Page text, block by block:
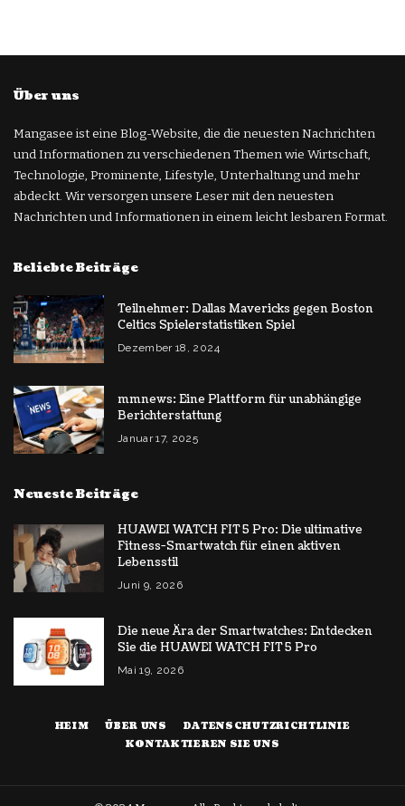
Über uns
Mangasee ist eine Blog-Website, die die neuesten Nachrichten
und Informationen zu verschiedenen Themen wie Wirtschaft,
Technologie, Prominente, Lifestyle, Unterhaltung und mehr
abdeckt. Wir versorgen unsere Leser mit den neuesten
Nachrichten und Informationen in einem leicht lesbaren Format.
Beliebte Beiträge
Teilnehmer: Dallas Mavericks gegen Boston
Celtics Spielerstatistiken Spiel
Dezember 18, 2024
mmnews: Eine Plattform für unabhängige
Berichterstattung
Januar 17, 2025
Neueste Beiträge
HUAWEI WATCH FIT 5 Pro: Die ultimative
Fitness-Smartwatch für einen aktiven
Lebensstil
Juni 9, 2026
Die neue Ära der Smartwatches: Entdecken
Sie die HUAWEI WATCH FIT 5 Pro
Mai 19, 2026
HEIM ÜBER UNS
DATENSCHUTZRICHTLINIE
KONTAKTIEREN SIE UNS